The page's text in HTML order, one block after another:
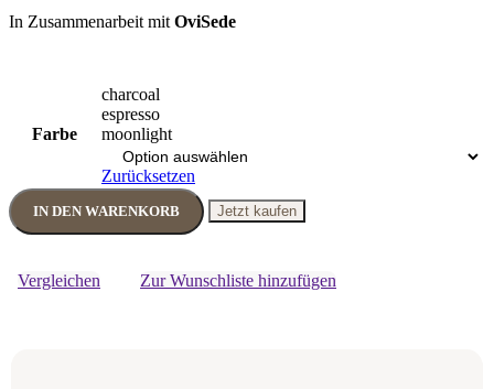
In Zusammenarbeit mit OviSede
Farbe
charcoal
espresso
moonlight
Zurücksetzen
IN DEN WARENKORB Jetzt kaufen
Vergleichen Zur Wunschliste hinzufügen